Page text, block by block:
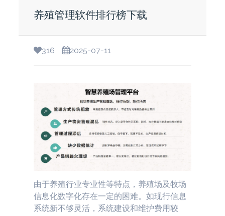
养殖管理软件排行榜下载
316 2025-07-11
由于养殖行业专业性等特点，养殖场及牧场
信息化数字化存在一定的困难。如现行信息
系统新不够灵活，系统建设和维护费用较